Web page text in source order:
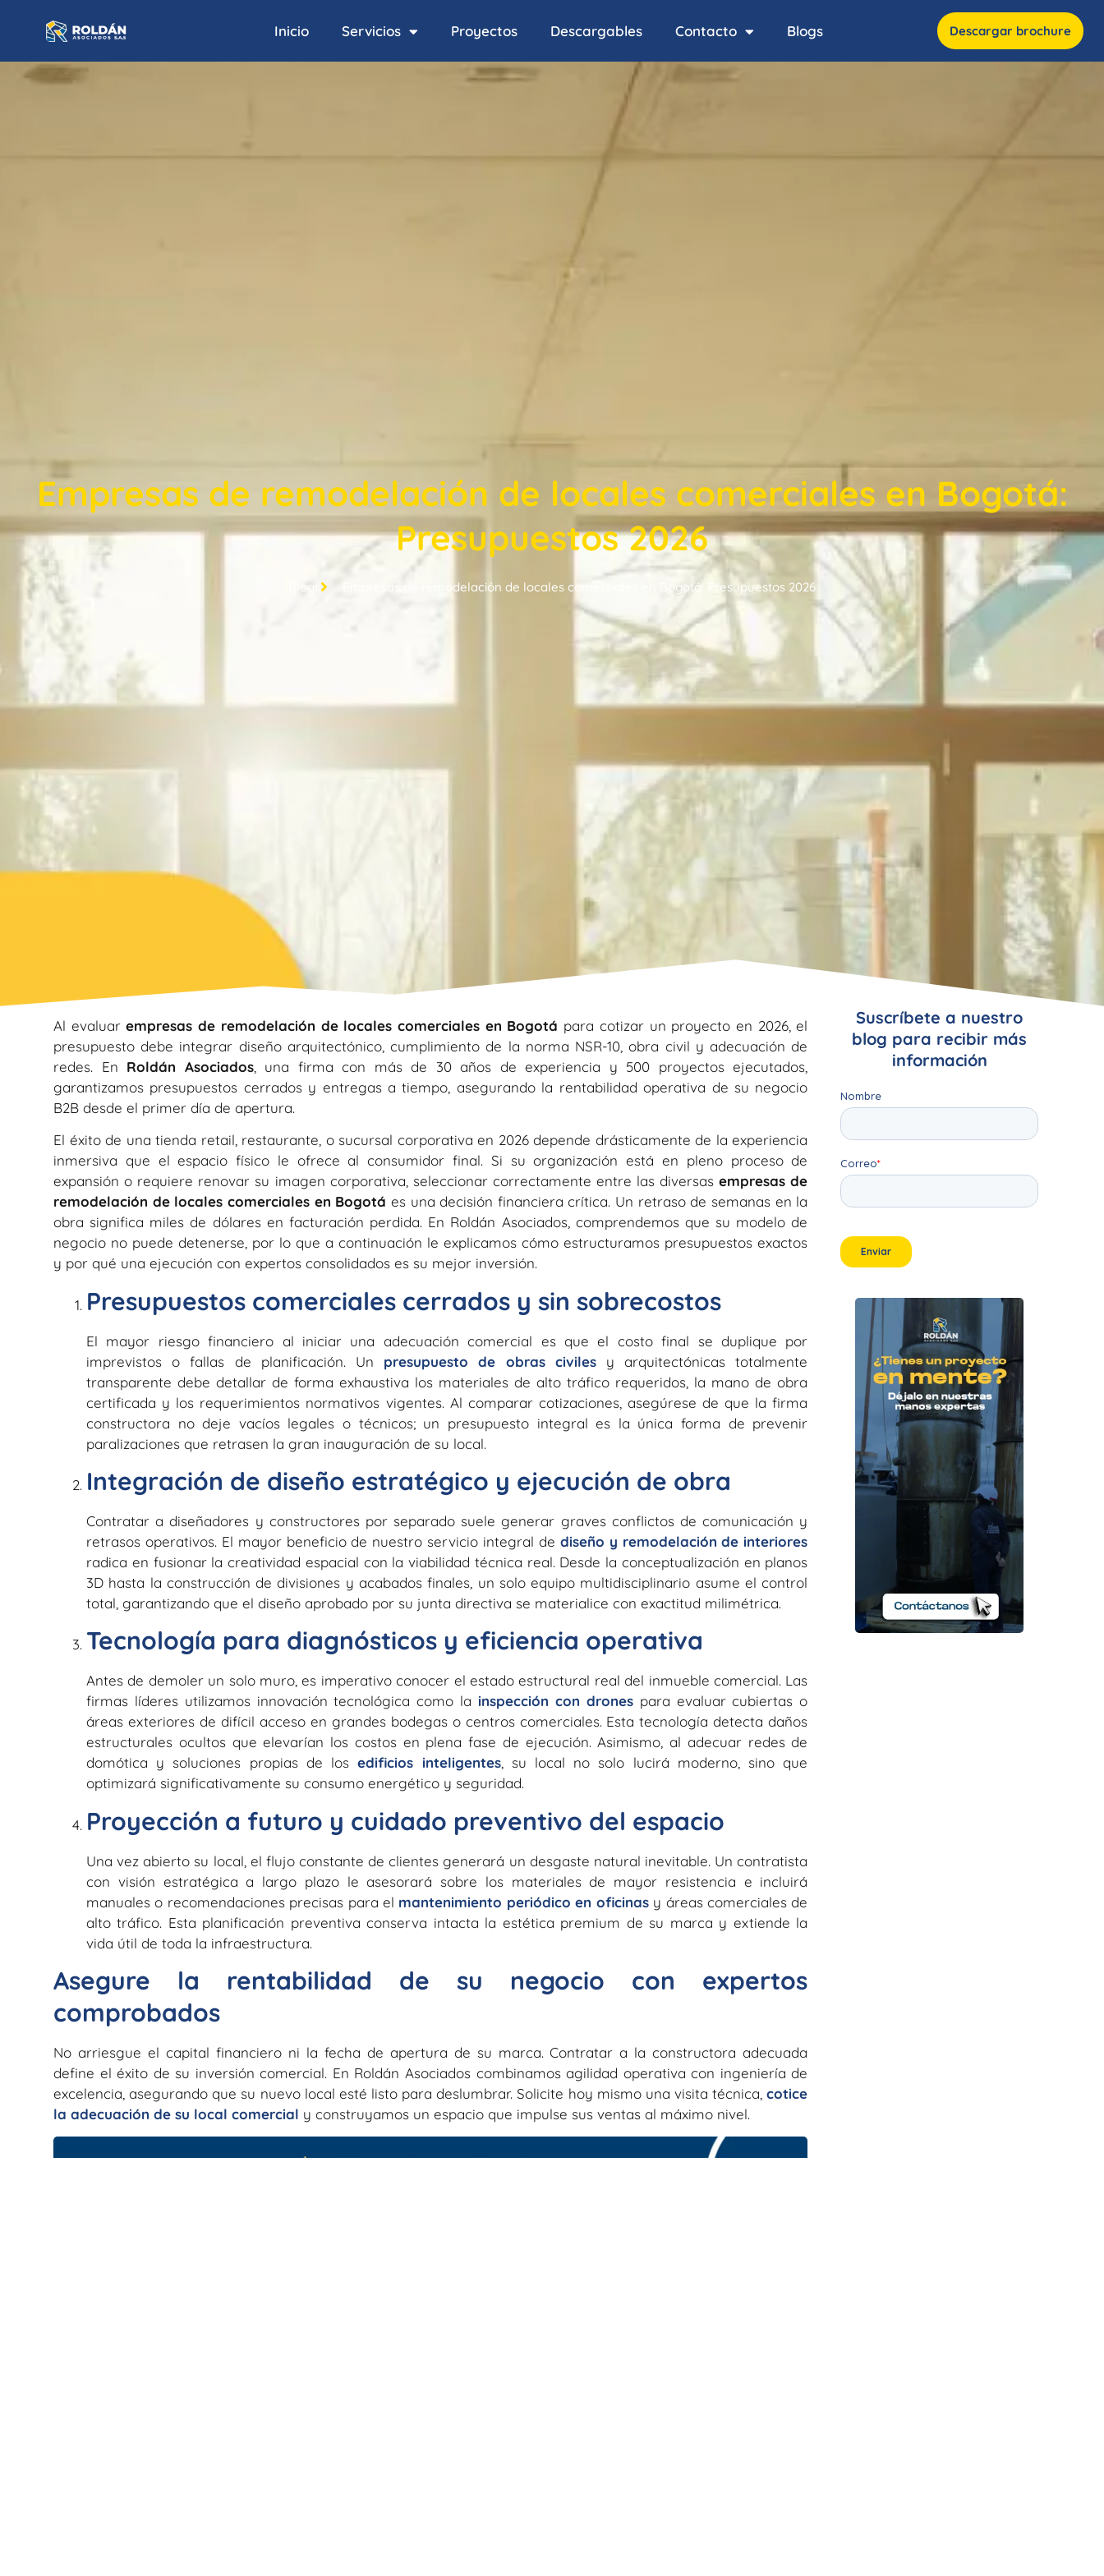
Inicio Servicios Proyectos Descargables Contacto Blogs Descargar brochure
Empresas de remodelación de locales comerciales en Bogotá:
Presupuestos 2026
Blogs Empresas de remodelación de locales comerciales en Bogotá: Presupuestos 2026
Al evaluarempresas de remodelación de locales comerciales en Bogotá para cotizar un proyecto en 2026, el
presupuesto debe integrar diseño arquitectónico, cumplimiento de la norma NSR-10, obra civil y adecuación de
redes. En Roldán Asociados, una firma con más de 30 años de experiencia y 500 proyectos ejecutados,
garantizamos presupuestos cerrados y entregas a tiempo, asegurando la rentabilidad operativa de su negocio
B2B desde el primer día de apertura.
El éxito de una tienda retail, restaurante, o sucursal corporativa en 2026 depende drásticamente de la experiencia
inmersiva que el espacio físico le ofrece al consumidor final. Si su organización está en pleno proceso de
expansión o requiere renovar su imagen corporativa, seleccionar correctamente entre las diversasempresas de
remodelación de locales comerciales en Bogotá es una decisión financiera crítica. Un retraso de semanas en la
obra significa miles de dólares en facturación perdida. En Roldán Asociados, comprendemos que su modelo de
negocio no puede detenerse, por lo que a continuación le explicamos cómo estructuramos presupuestos exactos
y por qué una ejecución con expertos consolidados es su mejor inversión.
Presupuestos comerciales cerrados y sin sobrecostos
El mayor riesgo financiero al iniciar una adecuación comercial es que el costo final se duplique por
imprevistos o fallas de planificación. Un presupuesto de obras civilesy arquitectónicas totalmente
transparente debe detallar de forma exhaustiva los materiales de alto tráfico requeridos, la mano de obra
certificada y los requerimientos normativos vigentes. Al comparar cotizaciones, asegúrese de que la firma
constructora no deje vacíos legales o técnicos; un presupuesto integral es la única forma de prevenir
paralizaciones que retrasen la gran inauguración de su local.
Integración de diseño estratégico y ejecución de obra
Contratar a diseñadores y constructores por separado suele generar graves conflictos de comunicación y
retrasos operativos. El mayor beneficio de nuestro servicio integral de diseño y remodelación de interiores
radica en fusionar la creatividad espacial con la viabilidad técnica real. Desde la conceptualización en planos
3D hasta la construcción de divisiones y acabados finales, un solo equipo multidisciplinario asume el control
total, garantizando que el diseño aprobado por su junta directiva se materialice con exactitud milimétrica.
Tecnología para diagnósticos y eficiencia operativa
Antes de demoler un solo muro, es imperativo conocer el estado estructural real del inmueble comercial. Las
firmas líderes utilizamos innovación tecnológica como la inspección con dronespara evaluar cubiertas o
áreas exteriores de difícil acceso en grandes bodegas o centros comerciales. Esta tecnología detecta daños
estructurales ocultos que elevarían los costos en plena fase de ejecución. Asimismo, al adecuar redes de
domótica y soluciones propias de losedificios inteligentes, su local no solo lucirá moderno, sino que
optimizará significativamente su consumo energético y seguridad.
Proyección a futuro y cuidado preventivo del espacio
Una vez abierto su local, el flujo constante de clientes generará un desgaste natural inevitable. Un contratista
con visión estratégica a largo plazo le asesorará sobre los materiales de mayor resistencia e incluirá
manuales o recomendaciones precisas para el mantenimiento periódico en oficinasy áreas comerciales de
alto tráfico. Esta planificación preventiva conserva intacta la estética premium de su marca y extiende la
vida útil de toda la infraestructura.
Asegure la rentabilidad de su negocio con expertos
comprobados
No arriesgue el capital financiero ni la fecha de apertura de su marca. Contratar a la constructora adecuada
define el éxito de su inversión comercial. En Roldán Asociados combinamos agilidad operativa con ingeniería de
excelencia, asegurando que su nuevo local esté listo para deslumbrar. Solicite hoy mismo una visita técnica,cotice
la adecuación de su local comercial y construyamos un espacio que impulse sus ventas al máximo nivel.
Suscríbete a nuestro
blog para recibir más
información